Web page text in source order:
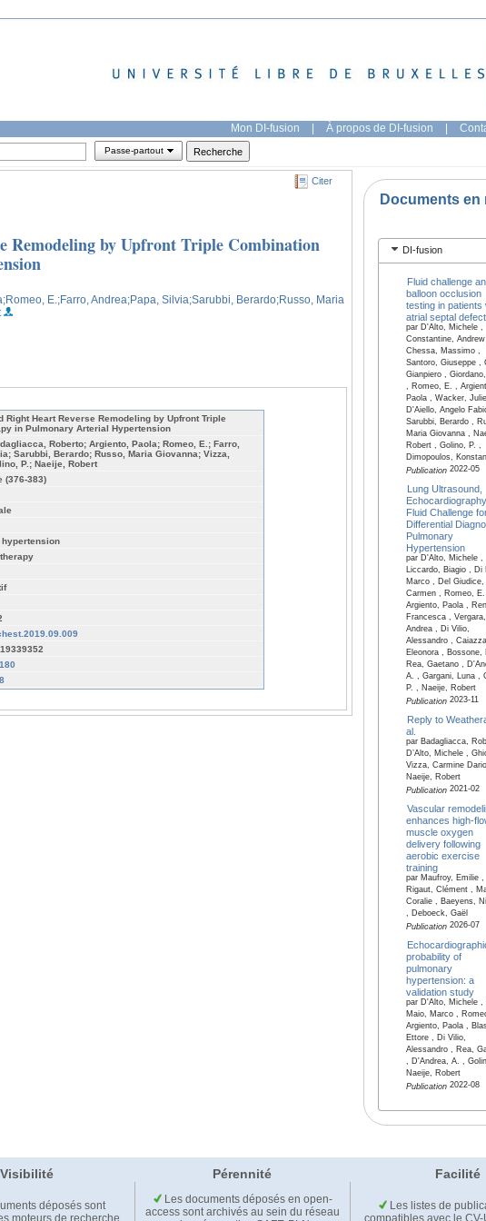
Mon DI-fusion | À propos de DI-fusion |
Passe-partout
Citer
Remodeling by Upfront Triple Combination
;Romeo, E. ;Farro, Andrea;Papa, Silvia;Sarubbi, Berardo;Russo, Maria
Right Heart Reverse Remodeling by Upfront Triple
in Pulmonary Arterial Hypertension
Roberto; Argiento, Paola; Romeo, E.; Farro,
Sarubbi, Berardo; Russo, Maria Giovanna; Vizza,
P.; Naeije, Robert
(376-383)
Documents en
DI-fusion
Fluid challenge
balloon occlusion
testing in patients
atrial septal
par D'Alto, Michele ,
Constantine,
Chessa, Massimo ,
Santoro, Giuseppe ,
Gianpiero ,
, Romeo, E. ,
Paola , Wacker,
D'Aiello, Angelo
Sarubbi, Berardo ,
Maria Giovanna ,
Robert , Golino, P. ,
Dimopoulos,
Publication2022-05
Lung Ultrasound,
Fluid Challenge
Differential
Pulmonary
Hypertension
par D'Alto, Michele ,
Liccardo, Biagio , Di
Marco , Del Giudice,
Carmen , Romeo,
Argiento, Paola ,
Francesca , Vergara,
Andrea , Di Vilio,
Alessandro ,
Eleonora , Bossone,
Rea, Gaetano ,
A. , Gargani, Luna ,
P. , Naeije, Robert
Publication2023-11
Reply to
al.
par Badagliacca,
D’Alto, Michele ,
Vizza, Carmine
Naeije, Robert
Publication2021-02
Vascular
enhances high-
muscle oxygen
delivery following
aerobic exercise
training
par Maufroy, Emilie ,
Rigaut, Clément ,
Coralie , Baeyens,
, Deboeck, Gaël
Publication2026-07
probability of
pulmonary
hypertension: a
validation study
par D'Alto, Michele ,
Maio, Marco ,
Argiento, Paola ,
Ettore , Di Vilio,
Alessandro , Rea,
, D'Andrea, A. ,
Naeije, Robert
Publication2022-08
Visibilité Pérennité Facilité
déposés sont
Les documents déposés en open-
access sont archivés au sein du réseau
Les listes de